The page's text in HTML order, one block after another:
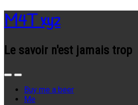
M4T xyz
Le savoir n'est jamais trop
Buy me a beer
Me